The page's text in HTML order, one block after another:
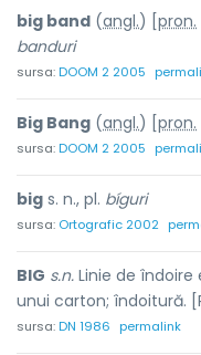
big band (angl.) [ pron.
banduri
sursa:DOOM 2 2005
Big Bang (angl.) [ pron.
sursa:DOOM 2 2005
big s. n., pl. bíguri
sursa: Ortografic 2002
BIG s.n. Linie de
unui carton; îndoitură.
sursa:DN 1986 permalink